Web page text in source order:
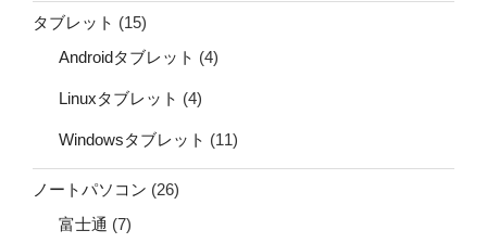
タブレット (15)
Androidタブレット (4)
Linuxタブレット (4)
Windowsタブレット (11)
ノートパソコン (26)
富士通 (7)